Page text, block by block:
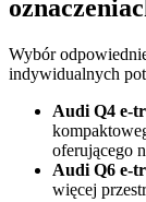
Wybór
indywidualnych
Audi Q4 e-
oferującego
Audi Q6 e-
więcej